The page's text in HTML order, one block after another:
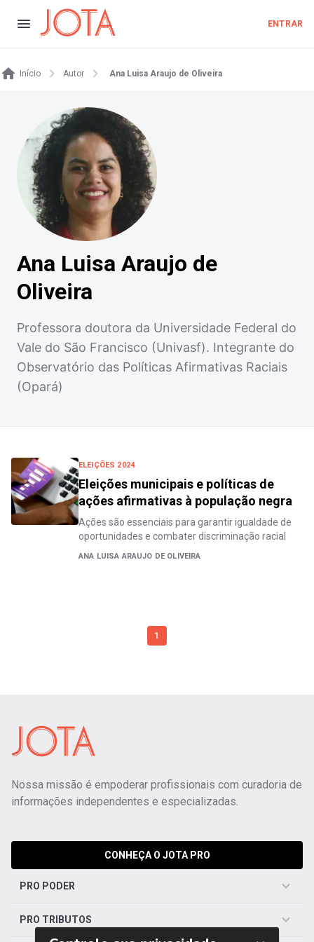
ENTRAR
Início Autor Ana Luisa Araujo de Oliveira
Ana Luisa Araujo de
Oliveira
Professora doutora da Universidade Federal do
Vale do São Francisco (Univasf). Integrante do
Observatório das Políticas Afirmativas Raciais
(Opará)
ELEIÇÕES 2024
Eleições municipais e políticas de
ações afirmativas à população negra
Ações são essenciais para garantir igualdade de
oportunidades e combater discriminação racial
ANA LUISA ARAUJO DE OLIVEIRA
1
Nossa missão é empoderar profissionais com curadoria de
informações independentes e especializadas.
CONHEÇA O JOTA PRO
PRO PODER
PRO TRIBUTOS